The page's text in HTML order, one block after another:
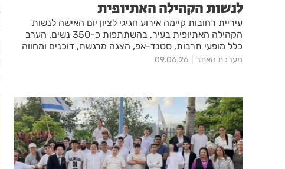
לנשות הקהילה האתיופית
עיריית רחובות קיימה אירוע חגיגי לציון יום האישה לנשות
הקהילה האתיופית בעיר, בהשתתפות כ-350 נשים. הערב
כלל מופעי תרבות, סטנד-אפ, הצגה מרגשת, דוכנים ומחווה
מיוחדת לנשים הפועלות למען הקהילה.
מערכת האתר 09.06.26